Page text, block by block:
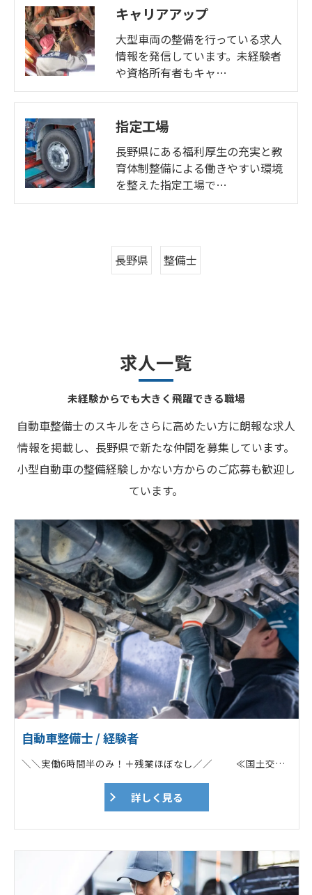
キャリアアップ
大型車両の整備を行っている求人
情報を発信しています。未経験者
や資格所有者もキャ…
指定工場
長野県にある福利厚生の充実と教
育体制整備による働きやすい環境
を整えた指定工場で…
長野県 整備士
求人一覧
未経験からでも大きく飛躍できる職場
自動車整備士のスキルをさらに高めたい方に朗報な求人
情報を掲載し、長野県で新たな仲間を募集しています。
小型自動車の整備経験しかない方からのご応募も歓迎し
ています。
自動車整備士 / 経験者
＼＼実働6時間半のみ！＋残業ほぼなし／／ ≪国土交通省指定の整備工場！≫ POINT ✅「通勤車両の車検代」を負担！ ✅ノルマ一切なし／勉強会あり ✅残業なし／17時に定時退社可能！ ✅年2回の賞与＆各種手当あり ✅「勤続30年以上」のスタッフ多数！ ===================== ★Web面接OK！ ★応募前の工場見学も歓迎！ ===================== 電話でのお問い合わせもOK！ ➔➔➔0261-22-4570 担当：佐藤あて ===================== ♦トラックやバスなどの大型車両が7割 （※基本的にツーマンセルでの作業） ┗ユニック車・平ボディー・トレーラー ┗ダンプ・ミキサー車 ┗大型バス／マイクロバス ┗タイヤドーザーや移動式クレーンも！ ♦一般車両も対応（3割） ┗乗用車や軽自動車・バイクなど ♦担当車種の希望も応相談！ 「初めから大型をやりたい！」という方も 先輩がしっかりサポートします！ 【具体的な仕事内容】 大型商用車（トラック・バス等）、フォークリフトや建設機械などの車検、整備、定期点検などがメイン業務です。乗用車、軽自動車、バイクなども入庫します。 ♦自動車整備業務 ┗自動車整備全般 ┗車検、点検、一般整備 ♦建設機械整備業務 ┗建設機械の整備、点検、特定自主検査（年次検査） ┗建設機械の出張修理（大町市を中心に大北地域） ♦作業伝票、帳票類（各種記録簿）作成 ♦車両引取・納車 ♦電話対応など 地域の安全と環境を支える整備のプロフェッショナルとして、適格な整備技術を習得しながら、安心を提供する自動車整備士として、車検、点検、整備をお任せ致します。 ■各ディーラー、特装メーカー指定サービス工場で的確に対応 各大型商用車ディーラーを始め、各種特装車メーカーの指定サービス工場として、整備マニュアルや、純正部品の提供を行っています。様々な車種の車検・整備を手掛けたり、豊富な研修制度の他、資格取得支援も充実しているので、整備業務だけでなく次世代自動車技術のプロフェッショナルを目指し、キャリアアップをして頂けます。 ■技とICT活用の自動車整備 ツカサ工業では、ICT活用の自動車整備を推進しており、コンピュータでできることはコンピュータに任せ、人が手を使い行わなければならない事に時間を費やしています。整備の在り方を変えて、スマートな整備士ライフを目指しています。 【入社直後】 工場内で先輩の指示の下、整備経験を積んで頂きます。 状況を見て、1人での作業をお任せします。 自動車整備士・建設機械整備技能士の有資格者が在籍しています。 ★iPhone・工具（新調もOK）・作業着一式・安全靴貸与 スマホを支給しますので、わからないことは 電話やチャットですぐに聞くことが可能です！ 近くに先輩がいればその場で、 すぐに回答してくれます。 ★業務に必要な資格取得費用は会社負担！
詳しく見る